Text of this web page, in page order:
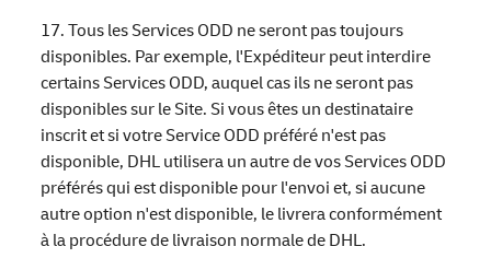
17. Tous les Services ODD ne seront pas toujours
disponibles. Par exemple, l'Expéditeur peut interdire
certains Services ODD, auquel cas ils ne seront pas
disponibles sur le Site. Si vous êtes un destinataire
inscrit et si votre Service ODD préféré n'est pas
disponible, DHL utilisera un autre de vos Services ODD
préférés qui est disponible pour l'envoi et, si aucune
autre option n'est disponible, le livrera conformément
à la procédure de livraison normale de DHL.